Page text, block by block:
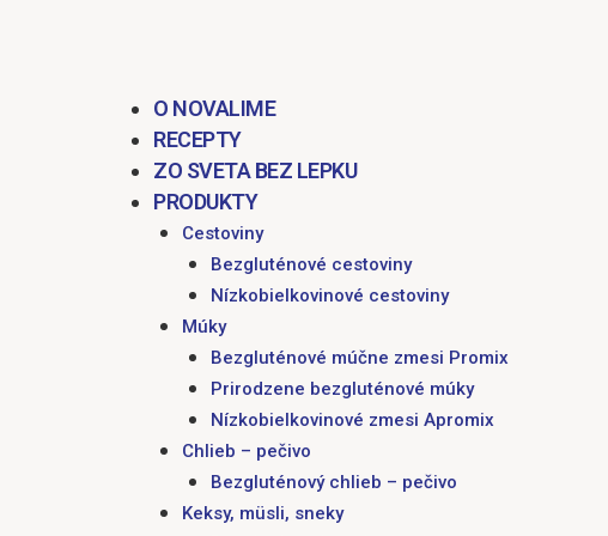
O NOVALIME
RECEPTY
ZO SVETA BEZ LEPKU
PRODUKTY
Cestoviny
Bezgluténové cestoviny
Nízkobielkovinové cestoviny
Múky
Bezgluténové múčne zmesi Promix
Prirodzene bezgluténové múky
Nízkobielkovinové zmesi Apromix
Chlieb – pečivo
Bezgluténový chlieb – pečivo
Keksy, müsli, sneky